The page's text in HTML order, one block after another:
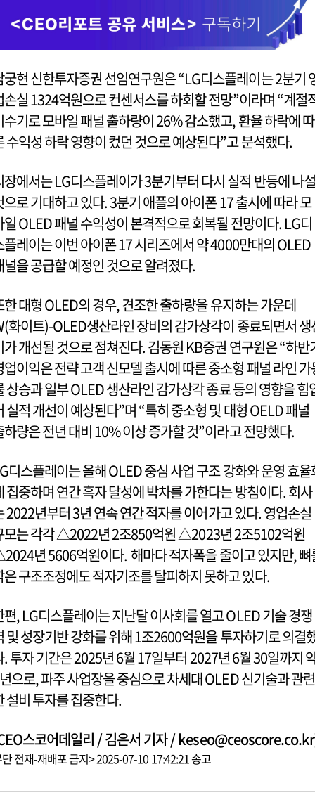
궁현 신한투자증권 선임연구원은 “LG디스플레이는 2분기
손실 1324억원으로 컨센서스를 하회할 전망”이라며 “계절
수기로 모바일 패널 출하량이 26% 감소했고, 환율 하락에 따
수익성 하락 영향이 컸던 것으로 예상된다”고 분석했다.
장에서는 LG디스플레이가 3분기부터 다시 실적 반등에 나설
으로 기대하고 있다. 3분기 애플의 아이폰 17 출시에 따라 모
일 OLED 패널 수익성이 본격적으로 회복될 전망이다. LG디
플레이는 이번 아이폰 17 시리즈에서 약 4000만대의 OLED
널을 공급할 예정인 것으로 알려졌다.
한 대형 OLED의 경우, 견조한 출하량을 유지하는 가운데
화이트)-OLED생산라인 장비의 감가상각이 종료되면서 생
가 개선될 것으로 점쳐진다. 김동원 KB증권 연구원은 “하반
업이익은 전략 고객 신모델 출시에 따른 중소형 패널 라인 가
상승과 일부 OLED 생산라인 감가상각 종료 등의 영향을 힘
실적 개선이 예상된다”며 “특히 중소형 및 대형 OELD 패널
하량은 전년 대비 10% 이상 증가할 것”이라고 전망했다.
디스플레이는 올해 OLED 중심 사업 구조 강화와 운영 효율
집중하며 연간 흑자 달성에 박차를 가한다는 방침이다. 회사
2022년부터 3년 연속 연간 적자를 이어가고 있다. 영업손실
모는 각각 △2022년 2조850억원 △2023년 2조5102억원
년 5606억원이다. 해마다 적자폭을 줄이고 있지만, 뼈
은 구조조정에도 적자기조를 탈피하지 못하고 있다.
편, LG디스플레이는 지난달 이사회를 열고 OLED 기술 경쟁
및 성장기반 강화를 위해 1조2600억원을 투자하기로 의결
. 투자 기간은 2025년 6월 17일부터 2027년 6월 30일까지
으로, 파주 사업장을 중심으로 차세대 OLED 신기술과 관련
설비 투자를 집중한다.
스코어데일리 / 김은서 기자 /
전재-재배포 금지> 2025-07-10 17:42:21 송고